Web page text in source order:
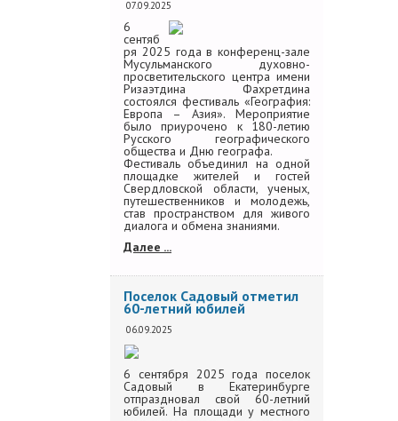
07.09.2025
6
сентяб
ря 2025 года в конференц-зале
Мусульманского духовно-
просветительского центра имени
Ризаэтдина Фахретдина
состоялся фестиваль «География:
Европа – Азия». Мероприятие
было приурочено к 180-летию
Русского географического
общества и Дню географа.
Фестиваль объединил на одной
площадке жителей и гостей
Свердловской области, ученых,
путешественников и молодежь,
став пространством для живого
диалога и обмена знаниями.
Далее ...
Поселок Садовый отметил
60-летний юбилей
06.09.2025
6 сентября 2025 года поселок
Садовый в Екатеринбурге
отпраздновал свой 60-летний
юбилей. На площади у местного